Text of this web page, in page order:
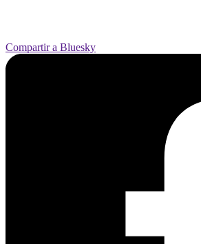
Compartir a Bluesky